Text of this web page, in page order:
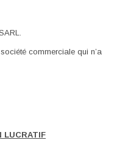
commerciale qui n’a
LUCRATIF